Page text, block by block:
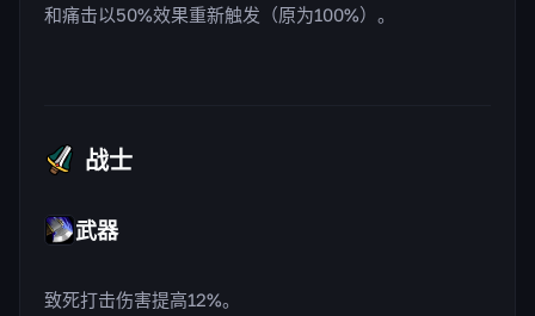
和痛击以50%效果重新触发（原为100%）。
战士
武器
致死打击伤害提高12%。